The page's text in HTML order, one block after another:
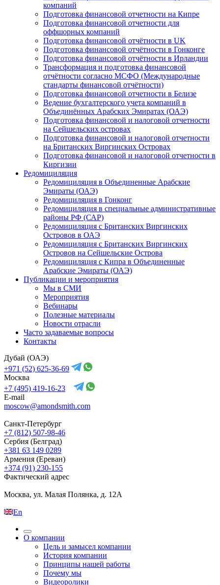
компаний
Подготовка финансовой отчетности на Кипре
Подготовка финансовой отчетности для
оффшорных компаний
Подготовка финансовой отчётности в UK
Подготовка финансовой отчётности в Гонконге
Подготовка финансовой отчётности в Ирландии
Трансформация и подготовка финансовой
отчётности согласно МСФО (Международные
стандарты финансовой отчётности)
Подготовка финансовой отчетности в Белизе
Ведение бухгалтерского учета компаний в
Объединённых Арабских Эмиратах (ОАЭ)
Подготовка финансовой и налоговой отчетности
на Сейшельских островах
Подготовка финансовой и налоговой отчетности
на Британских Виргинских Островах
Подготовка финансовой и налоговой отчетности в
Киргизии
Редомициляция
Редомициляция в Объединенные Арабские
Эмираты (ОАЭ)
Редомициляция в Гонконг
Редомициляция в специальные административные
районы РФ (САР)
Редомициляция с Британских Виргинских
Островов в ОАЭ
Редомициляция с Британских Виргинских
Островов на Сейшельские Острова
Редомициляция с Кипра в Объединенные
Арабские Эмираты (ОАЭ)
Публикации и мероприятия
Мы в СМИ
Мероприятия
Вебинары
Полезные материалы
Новости отрасли
Часто задаваемые вопросы
Контакты
Дубай (ОАЭ)
+971 (52) 625-36-69
Москва
+7 (495) 419-16-23
E-mail
moscow@amondsmith.com
Санкт-Петербург
+7 (812) 507-98-46
Сербия (Белград)
+381 63 149 0289
Армения (Ереван)
+374 (91) 230-155
Фактический адрес
Москва, ул. Малая Полянка, д. 12А
En
О компании
Цель и замысел компании
История компании
Принципы нашей работы
Почему мы
Видеоролики